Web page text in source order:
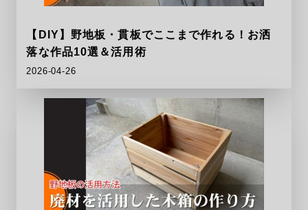
【DIY】野地板・貫板でここまで作れる！お洒
落な作品10選＆活用術
2026-04-26